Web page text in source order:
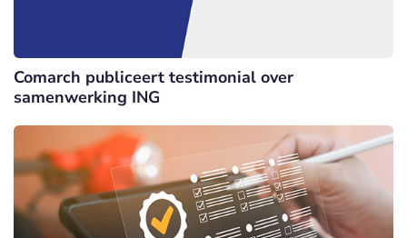
Comarch publiceert testimonial over
samenwerking ING